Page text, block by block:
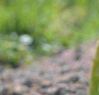
mat